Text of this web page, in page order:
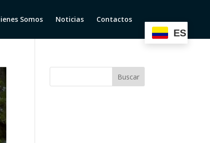
Somos Noticias Contactos
ES